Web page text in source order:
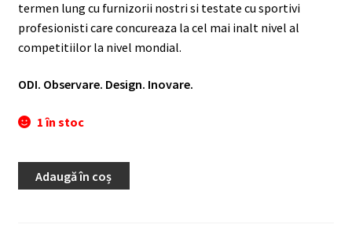
termen lung cu furnizorii nostri si testate cu sportivi
profesionisti care concureaza la cel mai inalt nivel al
competitiilor la nivel mondial.
ODI. Observare. Design. Inovare.
1 în stoc
Adaugă în coș